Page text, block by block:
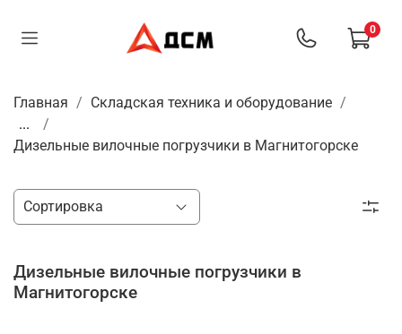
0
Главная
Складская техника и оборудование
...
Дизельные вилочные погрузчики в Магнитогорске
Дизельные вилочные погрузчики в
Магнитогорске